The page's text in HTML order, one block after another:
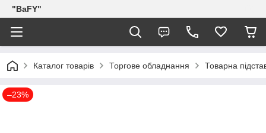
"BaFY"
Каталог товарів Торгове обладнання Товарна
–23%